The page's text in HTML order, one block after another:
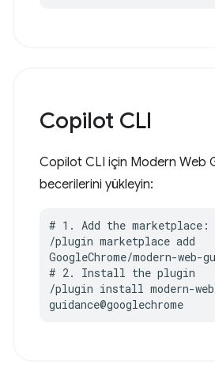
Copilot CLI
Copilot CLI için Modern Web
becerilerini yükleyin:
# 1. Add the marketplace:
/plugin marketplace add
GoogleChrome/modern-web-
# 2. Install the plugin
/plugin install modern-
guidance@googlechrome